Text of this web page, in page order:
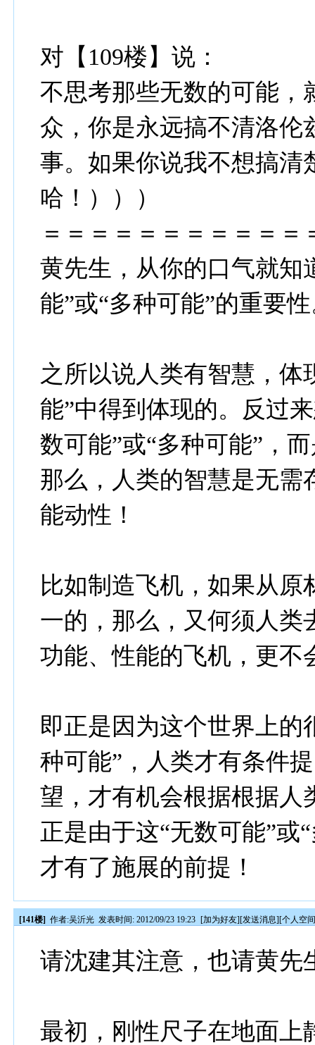
对【109楼】说：
不思考那些无数的可能，
众，你是永远搞不清洛伦
事。如果你说我不想搞清
哈！）））
＝＝＝＝＝＝＝＝＝＝
黄先生，从你的口气就知
能”或“多种可能”的重要
之所以说人类有智慧，体
能”中得到体现的。反过
数可能”或“多种可能”，
那么，人类的智慧是无需
能动性！
比如制造飞机，如果从
一的，那么，又何须人类
功能、性能的飞机，更不
即正是因为这个世界上的
种可能”，人类才有条件
望，才有机会根据根据人
正是由于这“无数可能”或
才有了施展的前提！
[141楼] 作者:吴沂光 发表时间: 2012/09/23 19:23 [加为好友][发送消息][个人空
请沈建其注意，也请黄先
最初，刚性尺子在地面上